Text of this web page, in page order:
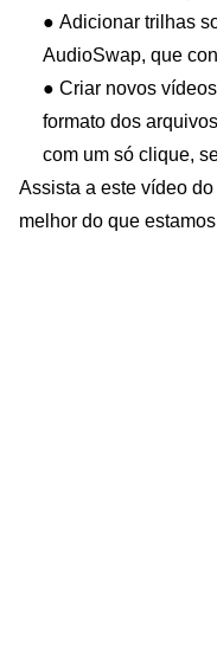
● Adicionar trilhas
AudioSwap, que
● Criar novos
formato dos
com um só clique,
Assista a este vídeo
melhor do que